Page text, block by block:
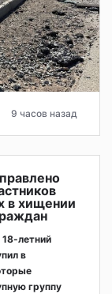
9 часов назад
в хищении
летний
в
группу